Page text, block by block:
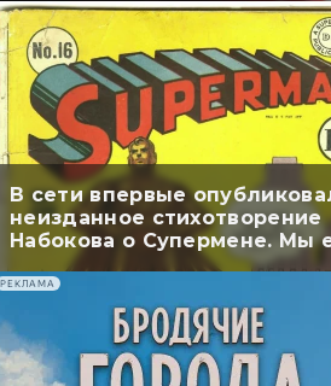
В сети впервые
неизданное стихотворение
Набокова о Супермене. Мы
перевели
РЕКЛАМА